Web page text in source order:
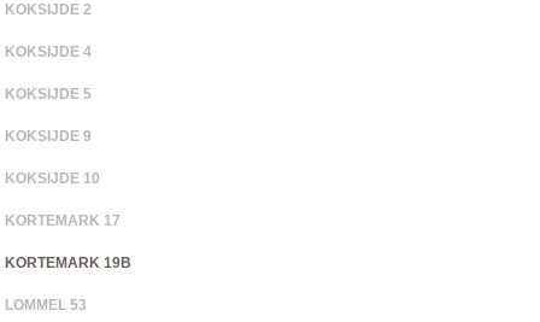
KOKSIJDE 2
KOKSIJDE 4
KOKSIJDE 5
KOKSIJDE 9
KOKSIJDE 10
KORTEMARK 17
KORTEMARK 19B
LOMMEL 53